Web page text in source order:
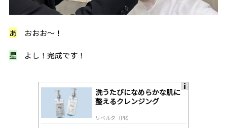
あ おおお〜！
星 よし！完成です！
洗うたびになめらかな肌に
整えるクレンジング
リベルタ（PR）